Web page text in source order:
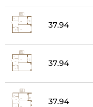
37.94
37.94
37.94